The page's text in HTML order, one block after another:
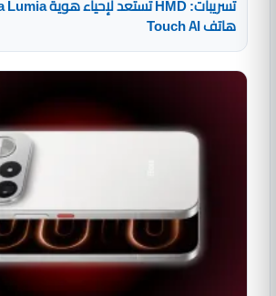
هاتف Touch AI